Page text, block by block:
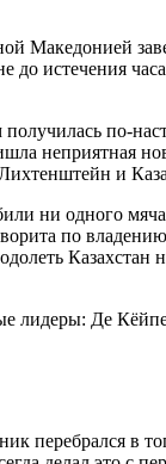
истечения
по-
и
ни одного
по
перебрался в